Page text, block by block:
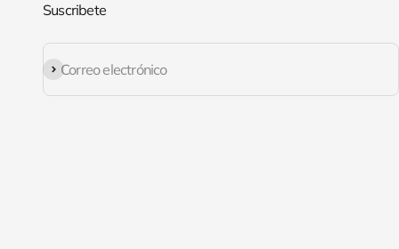
Suscribete
Correo electrónico
Suscribirse